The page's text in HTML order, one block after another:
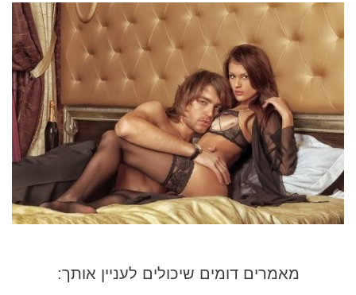
מאמרים דומים שיכולים לעניין אותך: